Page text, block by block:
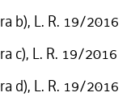
b), L. R. 19/2016
c), L. R. 19/2016
d), L. R. 19/2016